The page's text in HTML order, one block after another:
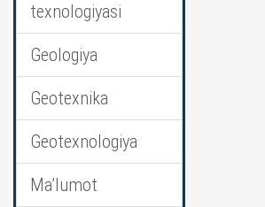
texnologiyasi
Geologiya
Geotexnika
Geotexnologiya
Ma’lumot